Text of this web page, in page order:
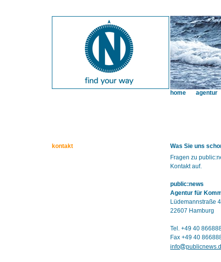
home agentur
kontakt
Was Sie uns
Fragen zu
Kontakt auf.
public:news
Agentur für
Lüdemannstraße 4
22607 Hamburg
Tel. +49 40
Fax +49 40
info